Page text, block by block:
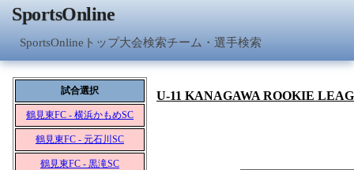
SportsOnline
SportsOnlineトップ大会検索チーム・選手検索
試合選択
鶴見東FC - 横浜かもめSC
鶴見東FC - 元石川SC
鶴見東FC - 黒滝SC
U-11 KANAGAWA ROOKIE